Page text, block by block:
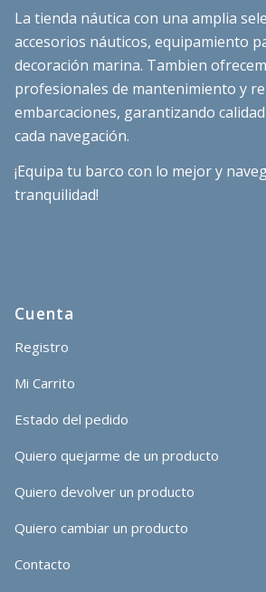
La tienda náutica con una amplia
accesorios náuticos, equipamiento
decoración marina. Tambien
profesionales de mantenimiento y
embarcaciones, garantizando
cada navegación.
¡Equipa tu barco con lo mejor y
tranquilidad!
Cuenta
Registro
Mi Carrito
Estado del pedido
Quiero quejarme de un producto
Quiero devolver un producto
Quiero cambiar un producto
Contacto